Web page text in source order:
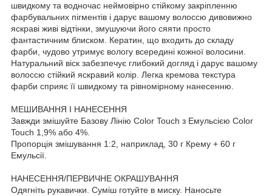
швидкому та водночас неймовірно стійкому закріпленню
фарбувальних пігментів і дарує вашому волоссю дивовижно
яскраві живі відтінки, змушуючи його сяяти просто
фантастичним блиском. Кератин, що входить до складу
фарби, чудово утримує вологу всередині кожної волосини.
Натуральний віск забезпечує глибокий догляд і дарує вашому
волоссю стійкий яскравий колір. Легка кремова текстура
фарби сприяє її швидкому та рівномірному нанесенню.
МЕШИВАННЯ І НАНЕСЕННЯ
Завжди змішуйте Базову Лінію Color Touch з Емульсією Color
Touch 1,9% або 4%.
Пропорція змішування 1:2, наприклад, 30 г Крему + 60 г
Емульсії.
НАНЕСЕННЯ/ПЕРВИЧНЕ ОКРАШУВАННЯ
Одягніть рукавички. Суміш готуйте в миску. Наносьте